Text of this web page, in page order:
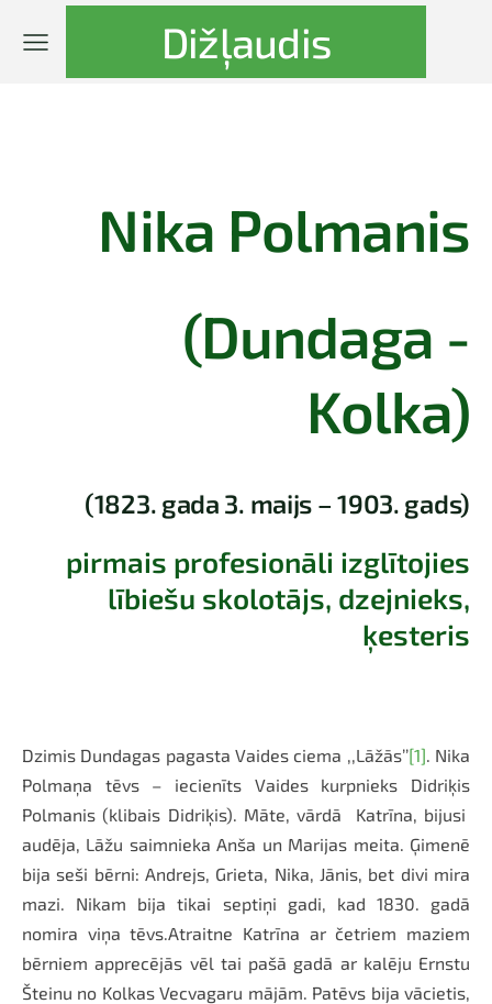
Dižļaudis
Nika Polmanis
(Dundaga -
Kolka)
(1823. gada 3. maijs – 1903. gads)
pirmais profesionāli izglītojies
lībiešu skolotājs, dzejnieks,
ķesteris
Dzimis Dundagas pagasta Vaides ciema ,,Lāžās’’[1] . Nika
Polmaņa tēvs – iecienīts Vaides kurpnieks Didriķis
Polmanis (klibais Didriķis). Māte, vārdā Katrīna, bijusi
audēja, Lāžu saimnieka Anša un Marijas meita. Ģimenē
bija seši bērni: Andrejs, Grieta, Nika, Jānis, bet divi mira
mazi. Nikam bija tikai septiņi gadi, kad 1830. gadā
nomira viņa tēvs.Atraitne Katrīna ar četriem maziem
bērniem apprecējās vēl tai pašā gadā ar kalēju Ernstu
Šteinu no Kolkas Vecvagaru mājām. Patēvs bija vācietis,